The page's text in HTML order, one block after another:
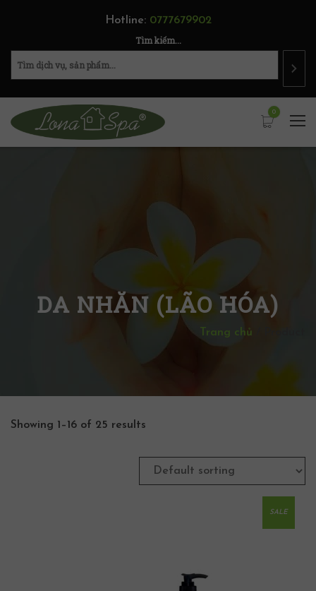
Hotline: 0777679902
Tìm kiếm...
0
DA NHĂN (LÃO HÓA)
Trang chủ
Showing 1–16 of 25 results
SALE